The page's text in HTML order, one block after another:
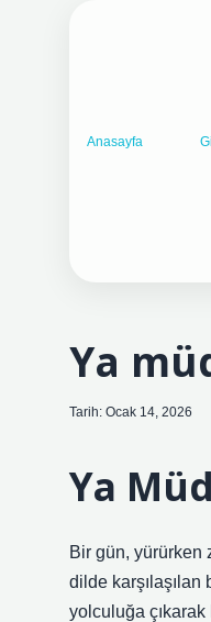
Anasayfa
Ya
Tarih: Ocak 14, 2026
Ya
Bir gün, yürürken
dilde
yolculuğa